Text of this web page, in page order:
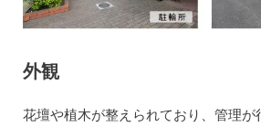
外観
花壇や植木が整えられており、管理が